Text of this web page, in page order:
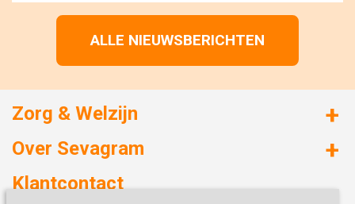
ALLE NIEUWSBERICHTEN
Zorg & Welzijn
Huizen met zorg
Over Sevagram
Duurzaamheid
Klantcontact